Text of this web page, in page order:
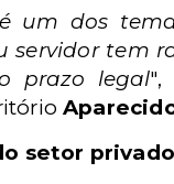
um dos
servidor tem
prazo legal",
setor privado